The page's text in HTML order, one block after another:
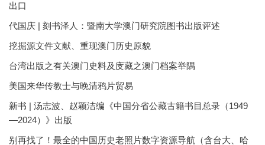
出口
代国庆 | 刻书泽人：暨南大学澳门研究院图书出版评述
挖掘源文件文献、重现澳门历史原貌
台湾出版之有关澳门史料及庋藏之澳门档案举隅
美国来华传教士与晚清鸦片贸易
新书 | 汤志波、赵颖洁编《中国分省公藏古籍书目总录（1949
—2024）》出版
别再找了！最全的中国历史老照片数字资源导航（含台大、哈